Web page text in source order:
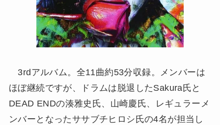
3rdアルバム。全11曲約53分収録。メンバーは
ほぼ継続ですが、ドラムは脱退したSakura氏と
DEAD ENDの湊雅史氏、山崎慶氏、レギュラーメ
ンバーとなったササブチヒロシ氏の4名が担当し